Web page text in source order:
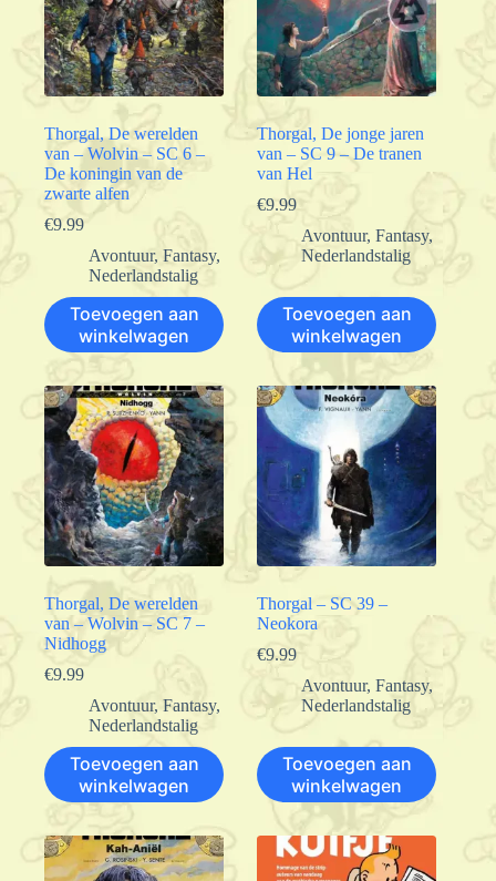
Thorgal, De werelden
van – Wolvin – SC 6 –
De koningin van de
zwarte alfen
€9.99
Avontuur, Fantasy,
Nederlandstalig
Toevoegen aan
winkelwagen
Thorgal, De jonge jaren
van – SC 9 – De tranen
van Hel
€9.99
Avontuur,Fantasy,
Nederlandstalig
Toevoegen aan
winkelwagen
Thorgal, De werelden
van – Wolvin – SC 7 –
Nidhogg
€9.99
Avontuur, Fantasy,
Nederlandstalig
Toevoegen aan
winkelwagen
Thorgal – SC 39 –
Neokora
€9.99
Avontuur,Fantasy,
Nederlandstalig
Toevoegen aan
winkelwagen